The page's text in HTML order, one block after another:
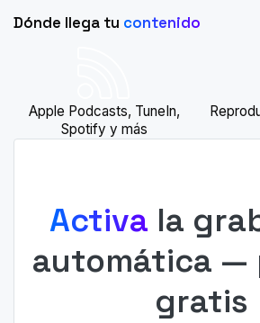
Dónde llega tu contenido
Apple Podcasts, TuneIn,
Spotify y más
Activa la
automática —
gratis